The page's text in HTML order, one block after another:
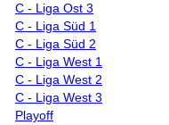
C - Liga Ost 3
C - Liga Süd 1
C - Liga Süd 2
C - Liga West 1
C - Liga West 2
C - Liga West 3
Playoff